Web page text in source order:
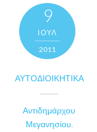
9
ΙΟΎΛ
2011
ΑΥΤΟΔΙΟΙΚΗΤΙΚΆ
Αντιδημάρχου
Μεγανησίου,